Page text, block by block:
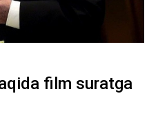
film suratga